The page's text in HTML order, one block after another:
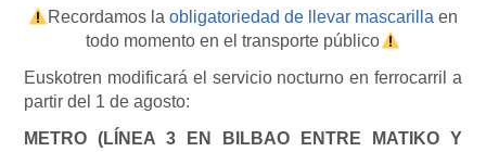
Recordamos laobligatoriedad de llevar mascarilla en
todo momento en el transporte público
Euskotren modificará el servicio nocturno en ferrocarril a
partir del 1 de agosto:
METRO (LÍNEA 3 EN BILBAO ENTRE MATIKO Y